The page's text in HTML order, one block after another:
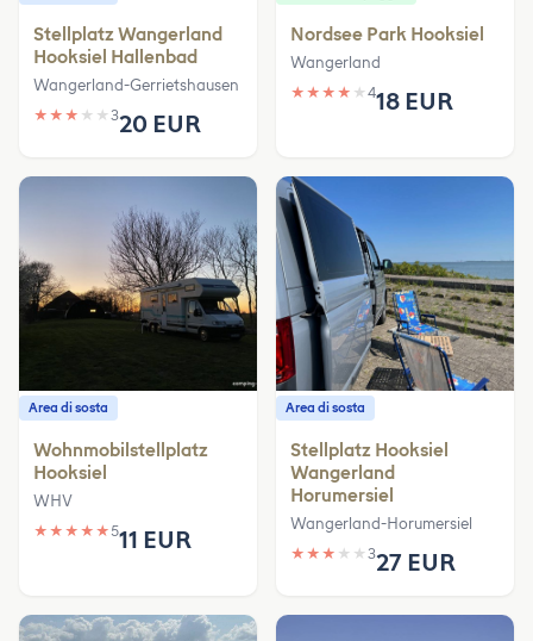
Stellplatz Wangerland
Hooksiel Hallenbad
Wangerland-Gerrietshausen
★ ★ ★ ★ ★ 320 EUR
Nordsee Park Hooksiel
Wangerland
★ ★ ★ ★ ★ 418 EUR
Area di sosta
Wohnmobilstellplatz
Hooksiel
WHV
★ ★ ★ ★ ★511 EUR
Area di sosta
Stellplatz Hooksiel
Wangerland
Horumersiel
Wangerland-Horumersiel
★ ★ ★ ★ ★ 327 EUR